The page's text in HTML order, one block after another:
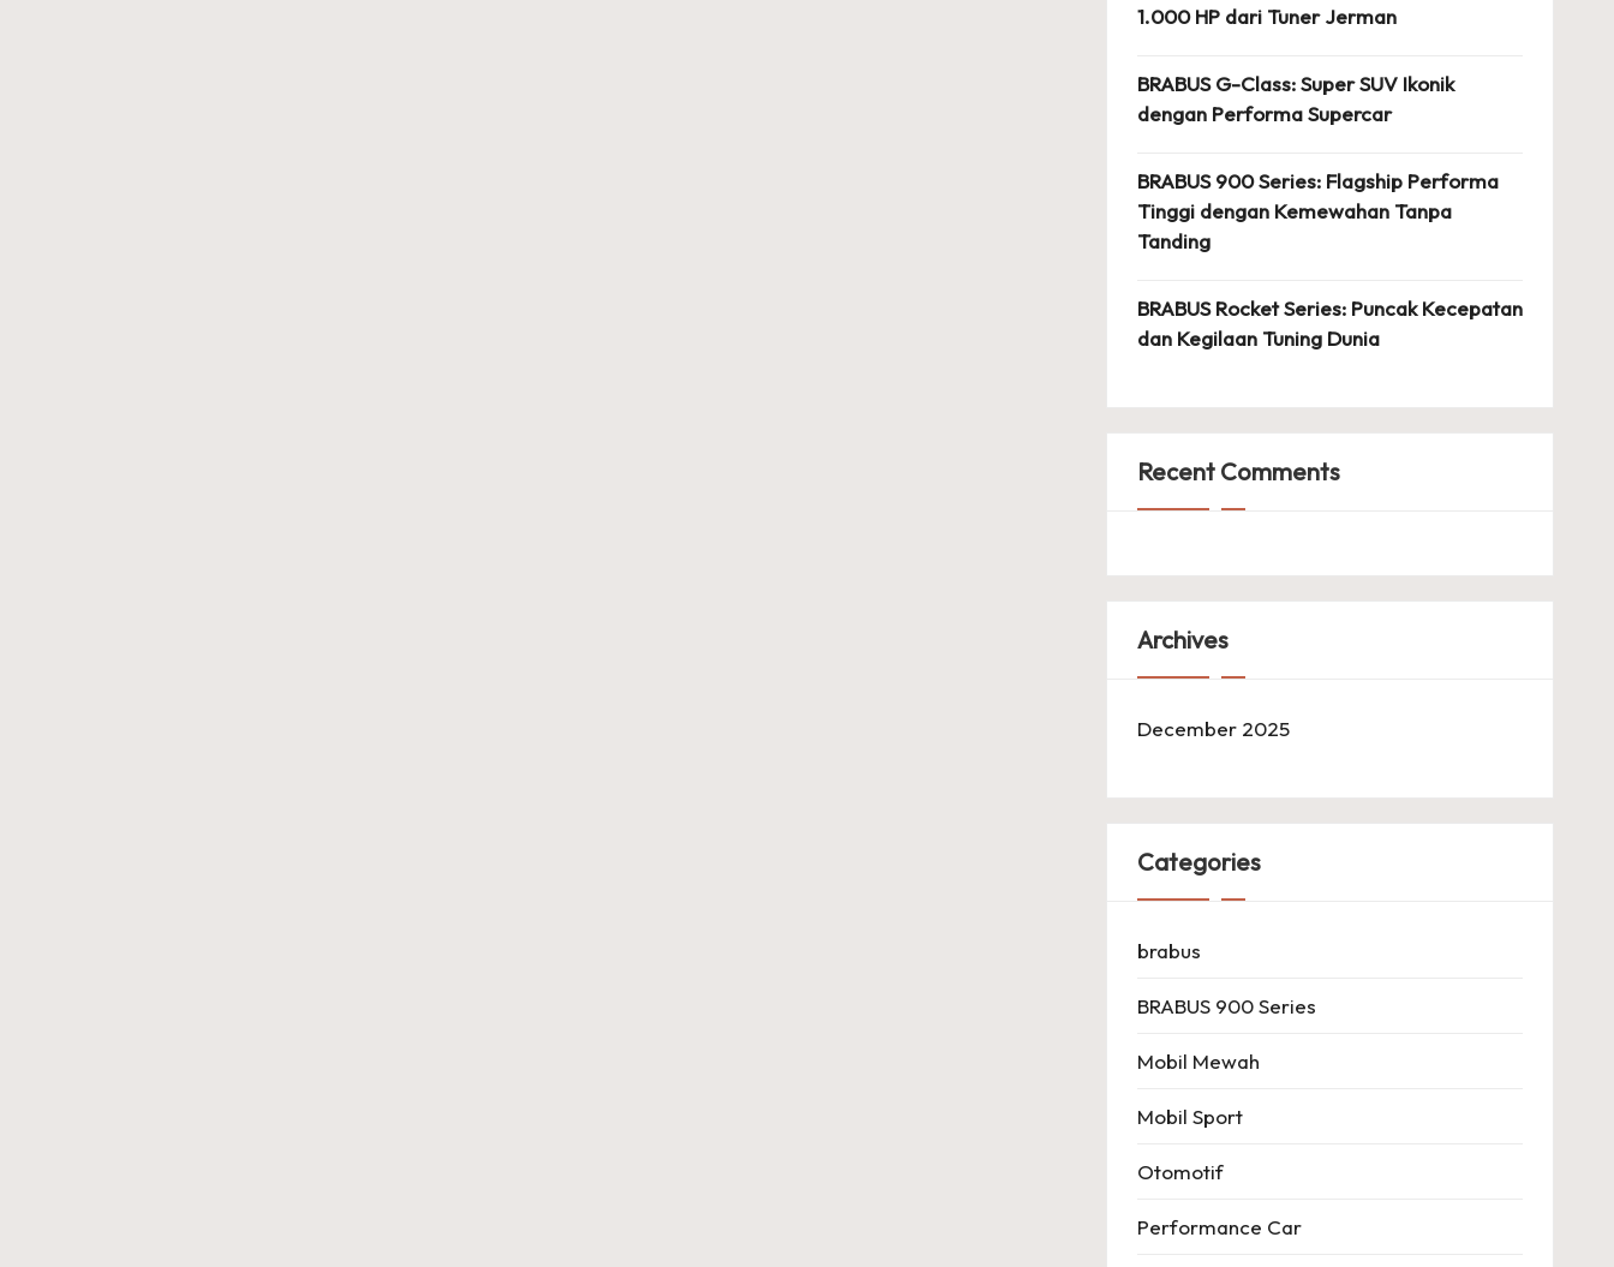
1.000 HP dari Tuner Jerman
BRABUS G-Class: Super SUV Ikonik
dengan Performa Supercar
BRABUS 900 Series: Flagship Performa
Tinggi dengan Kemewahan Tanpa
Tanding
BRABUS Rocket Series: Puncak Kecepatan
dan Kegilaan Tuning Dunia
Recent Comments
Archives
December 2025
Categories
brabus
BRABUS 900 Series
Mobil Mewah
Mobil Sport
Otomotif
Performance Car